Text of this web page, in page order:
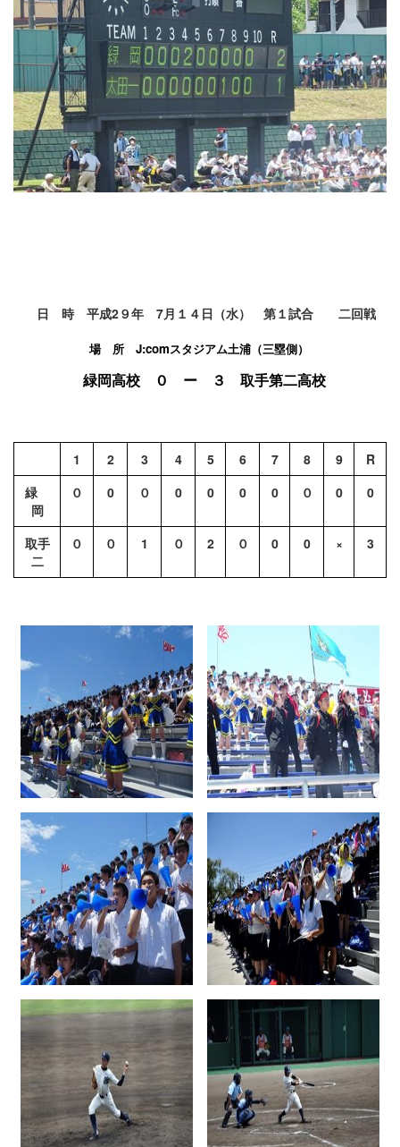
日 時 平成2９年 7月１４日（水） 第１試合 二回戦
場 所 J:comスタジアム土浦（三塁側）
緑岡高校 ０ ー ３ 取手第二高校
1 2 3 4 5 6 7 8 9
R
緑
岡
０ 0 ０ 0 0 0 0 ０ 0 0
取手
二
０ ０ 1 ０ 2 ０ 0 0 × 3